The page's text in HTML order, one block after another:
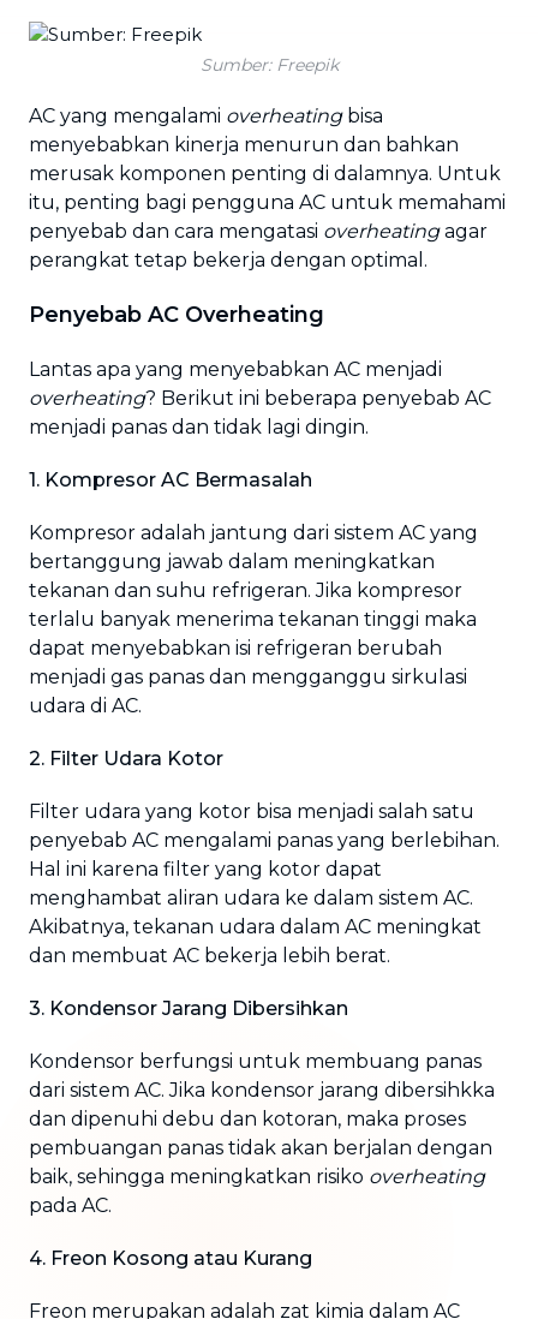
Sumber: Freepik
AC yang mengalami overheatingbisa
menyebabkan kinerja menurun dan bahkan
merusak komponen penting di dalamnya. Untuk
itu, penting bagi pengguna AC untuk memahami
penyebab dan cara mengatasi overheatingagar
perangkat tetap bekerja dengan optimal.
Penyebab AC Overheating
Lantas apa yang menyebabkan AC menjadi
overheating? Berikut ini beberapa penyebab AC
menjadi panas dan tidak lagi dingin.
1. Kompresor AC Bermasalah
Kompresor adalah jantung dari sistem AC yang
bertanggung jawab dalam meningkatkan
tekanan dan suhu refrigeran. Jika kompresor
terlalu banyak menerima tekanan tinggi maka
dapat menyebabkan isi refrigeran berubah
menjadi gas panas dan mengganggu sirkulasi
udara di AC.
2. Filter Udara Kotor
Filter udara yang kotor bisa menjadi salah satu
penyebab AC mengalami panas yang berlebihan.
Hal ini karena filter yang kotor dapat
menghambat aliran udara ke dalam sistem AC.
Akibatnya, tekanan udara dalam AC meningkat
dan membuat AC bekerja lebih berat.
3. Kondensor Jarang Dibersihkan
Kondensor berfungsi untuk membuang panas
dari sistem AC. Jika kondensor jarang dibersihkka
dan dipenuhi debu dan kotoran, maka proses
pembuangan panas tidak akan berjalan dengan
baik, sehingga meningkatkan risiko overheating
pada AC.
4. Freon Kosong atau Kurang
Freon merupakan adalah zat kimia dalam AC